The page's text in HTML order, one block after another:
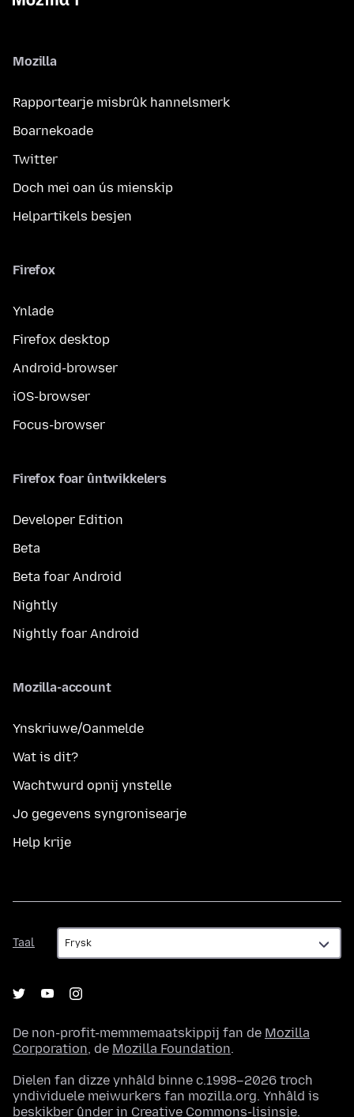
Mozilla
Rapportearje misbrûk hannelsmerk
Boarnekoade
Twitter
Doch mei oan ús mienskip
Helpartikels besjen
Firefox
Ynlade
Firefox desktop
Android-browser
iOS-browser
Focus-browser
Firefox foar ûntwikkelers
Developer Edition
Beta
Beta foar Android
Nightly
Nightly foar Android
Mozilla-account
Ynskriuwe/Oanmelde
Wat is dit?
Wachtwurd opnij ynstelle
Jo gegevens syngronisearje
Help krije
Taal
Taal
De non-profit-memmemaatskippij fan de Mozilla
Corporation, de Mozilla Foundation.
Dielen fan dizze ynhâld binne c.1998–2026 troch
yndividuele meiwurkers fan mozilla.org. Ynhâld is
beskikber ûnder in Creative Commons-lisinsje.